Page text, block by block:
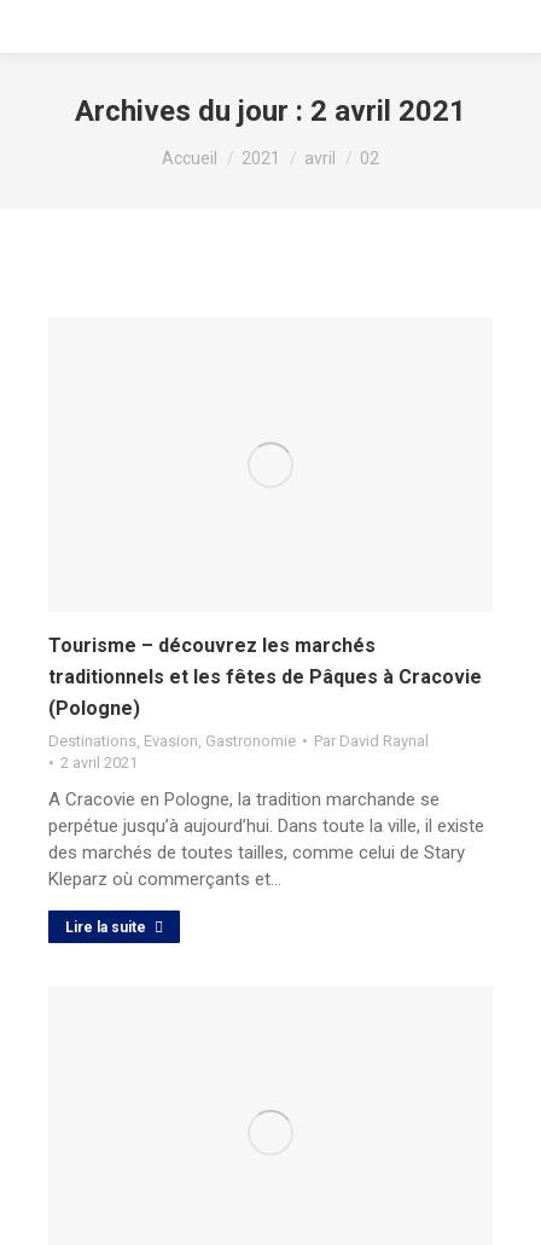
Archives du jour : 2 avril 2021
Vous êtes ici :
Accueil 2021 avril 02
Tourisme – découvrez les marchés
traditionnels et les fêtes de Pâques à Cracovie
(Pologne)
Destinations Evasion Gastronomie Par David Raynal
2 avril 2021
A Cracovie en Pologne, la tradition marchande se
perpétue jusqu’à aujourd’hui. Dans toute la ville, il existe
des marchés de toutes tailles, comme celui de Stary
Kleparz où commerçants et…
Lire la suite